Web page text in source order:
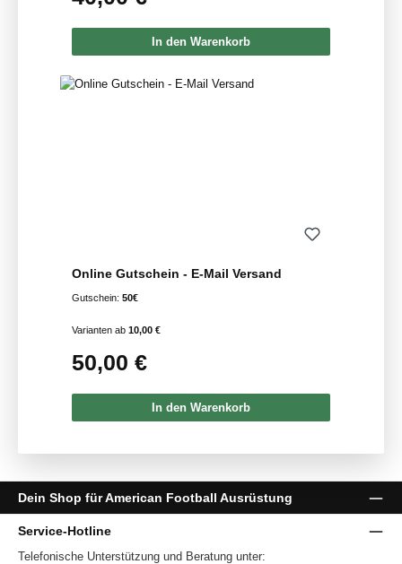
In den Warenkorb
Online Gutschein - E-Mail Versand
Gutschein: 50€
Varianten ab10,00 €
Regulärer Preis:
50,00 €
In den Warenkorb
Dein Shop für American Football Ausrüstung
Service-Hotline
Telefonische Unterstützung und Beratung unter: